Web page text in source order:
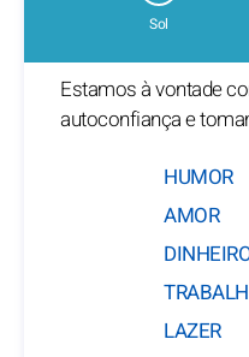
Sol
Estamos à vontade
autoconfiança e
HUMOR
AMOR
LAZER